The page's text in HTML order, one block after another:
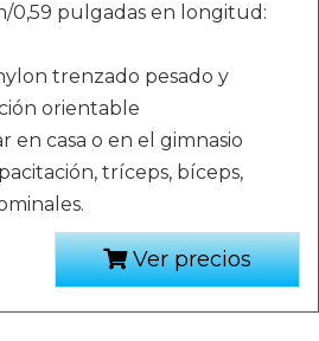
0,59 pulgadas en longitud:
trenzado pesado y
orientable
en casa o en el gimnasio
tríceps, bíceps,
Ver precios